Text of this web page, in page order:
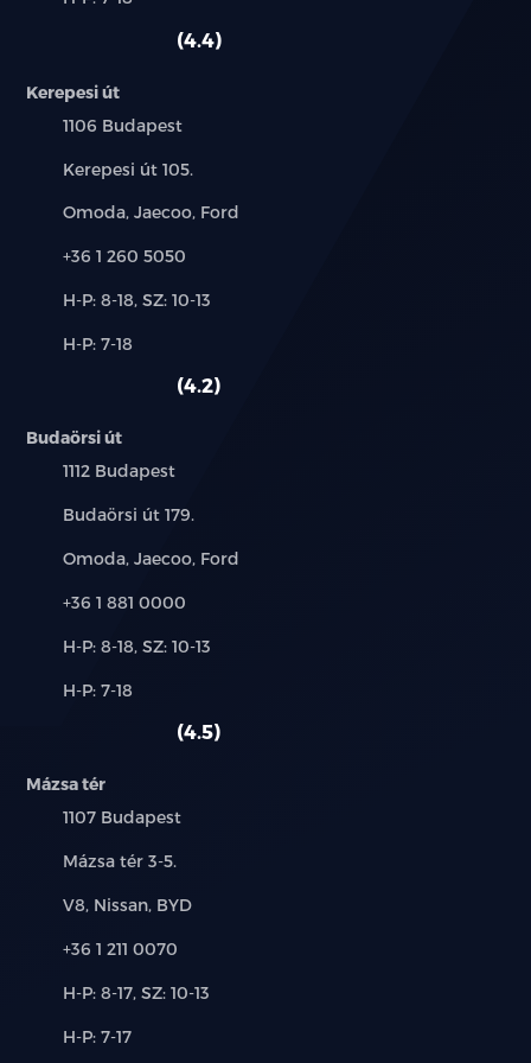
HDC)
Keréknyomás figyelő rendszer (TPMS)
Sávtartást segítő es sávelhagyásra figyelmeztető
rendszerek (LCA,LDW)
Holttérfigyelő rendszer (BSD)
Nyitott ajtóra figyelmeztető jelzés (DOW)
Hátsó ütközésre figyelmeztető rendszer (RCW)
Hátsó keresztforgalomra figyelmeztető rendszer
(RCTA)
Intelligens kanyarsebesség-szabályozás (CSA)
fékezés (RCTB)
Intelligens távolsági fényszóró vezérlés (IHC)
Automatikus vészfékezés funkció
Forgalmi torlódás asszisztens (TJA)
rendszer (SCF, SLIF)
Vészhelyzeti sávtartó asszisztens (ELK)
4.4
Kerepesi út
Település:
1106 Budapest
Cím:
Kerepesi út 105.
Márkák:
Omoda, Jaecoo, Ford
Telefon:
+36 1 260 5050
Új-
használt
H-P: 8-18, SZ: 10-13
Alkatrész,
H-P: 7-18
4.2
Budaörsi út
Település:
1112 Budapest
Cím:
Budaörsi út 179.
Márkák:
Omoda, Jaecoo, Ford
Telefon:
+36 1 881 0000
Új-
használt
H-P: 8-18, SZ: 10-13
Alkatrész,
H-P: 7-18
4.5
Mázsa tér
Település:
1107 Budapest
Cím:
Mázsa tér 3-5.
Márkák:
V8, Nissan, BYD
Telefon:
+36 1 211 0070
Új-
használt
H-P: 8-17, SZ: 10-13
Alkatrész,
H-P: 7-17